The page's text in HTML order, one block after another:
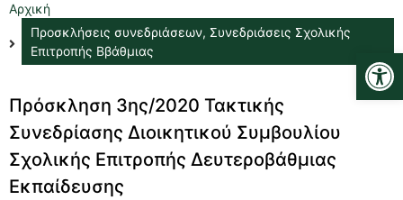
Αρχική
Προσκλήσεις συνεδριάσεων, Συνεδριάσεις Σχολικής
Επιτροπής Ββάθμιας
Πρόσκληση 3ης/2020 Τακτικής
Συνεδρίασης Διοικητικού Συμβουλίου
Σχολικής Επιτροπής Δευτεροβάθμιας
Εκπαίδευσης